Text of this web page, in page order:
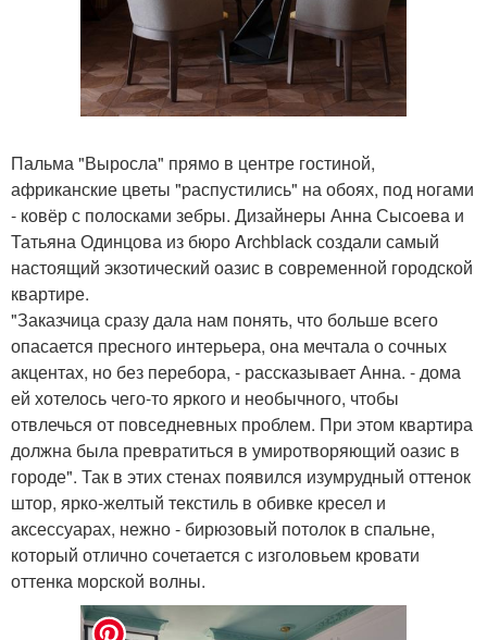
Пальма "Выросла" прямо в центре гостиной,
африканские цветы "распустились" на обоях, под ногами
- ковёр с полосками зебры. Дизайнеры Анна Сысоева и
Татьяна Одинцова из бюро Archblack создали самый
настоящий экзотический оазис в современной городской
квартире.
"Заказчица сразу дала нам понять, что больше всего
опасается пресного интерьера, она мечтала о сочных
акцентах, но без перебора, - рассказывает Анна. - дома
ей хотелось чего-то яркого и необычного, чтобы
отвлечься от повседневных проблем. При этом квартира
должна была превратиться в умиротворяющий оазис в
городе". Так в этих стенах появился изумрудный оттенок
штор, ярко-желтый текстиль в обивке кресел и
аксессуарах, нежно - бирюзовый потолок в спальне,
который отлично сочетается с изголовьем кровати
оттенка морской волны.